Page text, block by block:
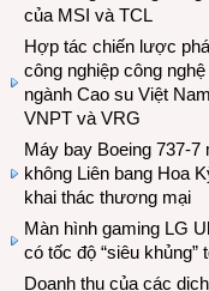
của MSI và TCL
Hợp tác chiến lược
công nghiệp công
ngành Cao su Việt
VNPT và VRG
Máy bay Boeing 737-
không Liên bang Hoa
khai thác thương mại
Màn hình gaming LG
có tốc độ “siêu
Doanh thu của các